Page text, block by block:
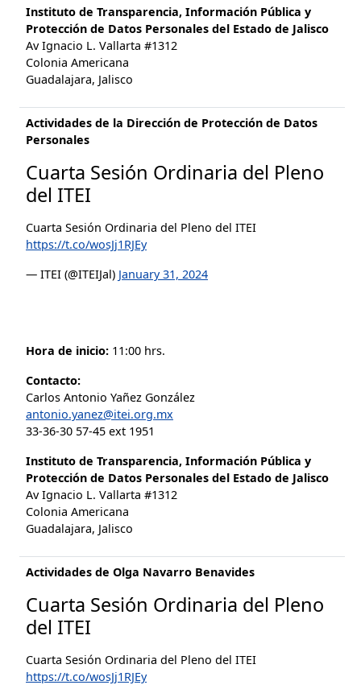
Instituto de Transparencia, Información Pública y
Protección de Datos Personales del Estado de Jalisco
Av Ignacio L. Vallarta #1312
Colonia Americana
Guadalajara, Jalisco
Actividades de la Dirección de Protección de Datos
Personales
Cuarta Sesión Ordinaria del Pleno
del ITEI
Cuarta Sesión Ordinaria del Pleno del ITEI
https://t.co/wosJj1RJEy
— ITEI (@ITEIJal) January 31, 2024
Hora de inicio: 11:00 hrs.
Contacto:
Carlos Antonio Yañez González
antonio.yanez@itei.org.mx
33-36-30 57-45 ext 1951
Instituto de Transparencia, Información Pública y
Protección de Datos Personales del Estado de Jalisco
Av Ignacio L. Vallarta #1312
Colonia Americana
Guadalajara, Jalisco
Actividades de Olga Navarro Benavides
Cuarta Sesión Ordinaria del Pleno
del ITEI
Cuarta Sesión Ordinaria del Pleno del ITEI
https://t.co/wosJj1RJEy